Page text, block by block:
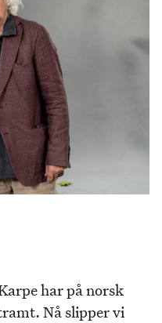
har på norsk
Nå slipper vi